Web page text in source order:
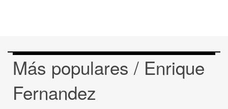
Más populares / Enrique
Fernandez